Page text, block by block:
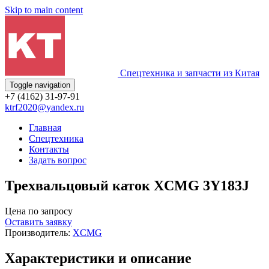
Skip to main content
Спецтехника и запчасти из Китая
Toggle navigation
+7 (4162) 31-97-91
ktrf2020@yandex.ru
Главная
Спецтехника
Контакты
Задать вопрос
Трехвальцовый каток XCMG 3Y183J
Цена по запросу
Оставить заявку
Производитель: XCMG
Характеристики и описание